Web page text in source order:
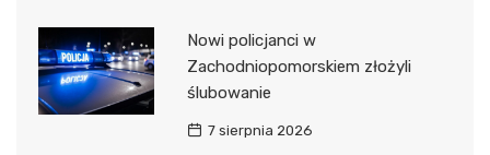
Nowi policjanci w
Zachodniopomorskiem złożyli
ślubowanie
7 sierpnia 2026